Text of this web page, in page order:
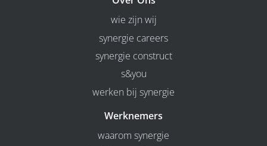
wie zijn wij
synergie careers
synergie construct
s&you
werken bij synergie
Werknemers
waarom synergie